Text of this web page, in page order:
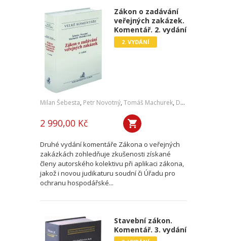
Zákon o zadávání
veřejných zakázek.
Komentář. 2. vydání
2. VYDÁNÍ
Milan Šebesta, Petr Novotný, Tomáš Machurek, David Dvořák
2 990,00 Kč
Druhé vydání komentáře Zákona o veřejných
zakázkách zohledňuje zkušenosti získané
členy autorského kolektivu při aplikaci zákona,
jakož i novou judikaturu soudní či Úřadu pro
ochranu hospodářské...
Stavební zákon.
Komentář. 3. vydání